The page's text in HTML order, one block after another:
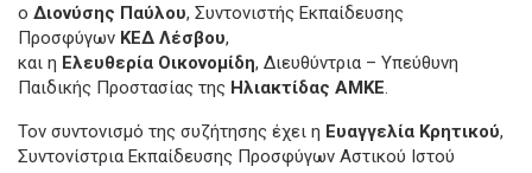
ο Διονύσης Παύλου, Συντονιστής Εκπαίδευσης
Προσφύγων ΚΕΔ Λέσβου,
και η Ελευθερία Οικονομίδη, Διευθύντρια – Υπεύθυνη
Παιδικής Προστασίας της Ηλιακτίδας ΑΜΚΕ
Τον συντονισμό της συζήτησης έχει η Ευαγγελία Κρητικού,
Συντονίστρια Εκπαίδευσης Προσφύγων Αστικού Ιστού